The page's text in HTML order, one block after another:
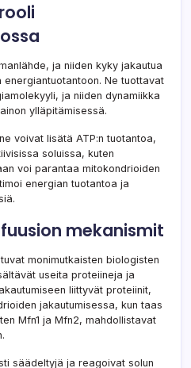
ja niiden kyky jakautua
Ne tuottavat
ja niiden dynamiikka
ylläpitämisessä.
voivat lisätä ATP:n tuotantoa,
soluissa, kuten
voi parantaa mitokondrioiden
energian tuotantoa ja
mekanismit
monimutkaisten biologisten
useita proteiineja ja
liittyvät proteiinit,
jakautumisessa, kun taas
Mfn1 ja Mfn2, mahdollistavat
säädeltyjä ja reagoivat solun